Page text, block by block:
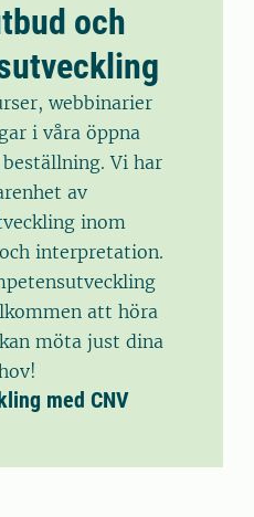
och
webbinarier
i våra öppna
Vi har
av
inom
interpretation.
att höra
möta just dina
med CNV